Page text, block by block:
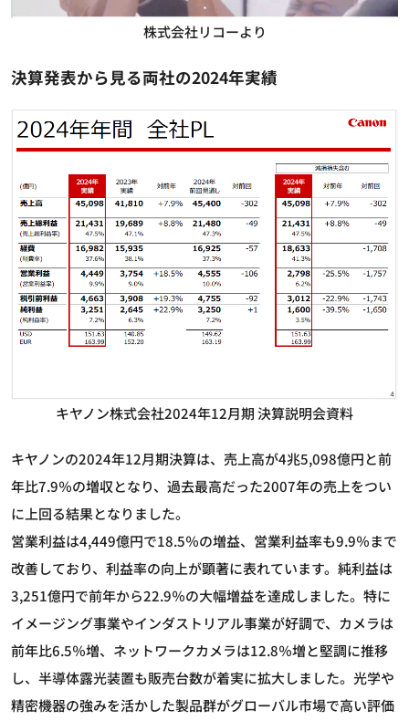
株式会社リコーより
決算発表から見る両社の2024年実績
キヤノン株式会社2024年12月期 決算説明会資料
キヤノンの2024年12月期決算は、売上高が4兆5,098億円と前
年比7.9％の増収となり、過去最高だった2007年の売上をつい
に上回る結果となりました。
営業利益は4,449億円で18.5％の増益、営業利益率も9.9％まで
改善しており、利益率の向上が顕著に表れています。純利益は
3,251億円で前年から22.9％の大幅増益を達成しました。特に
イメージング事業やインダストリアル事業が好調で、カメラは
前年比6.5％増、ネットワークカメラは12.8％増と堅調に推移
し、半導体露光装置も販売台数が着実に拡大しました。光学や
精密機器の強みを活かした製品群がグローバル市場で高い評価